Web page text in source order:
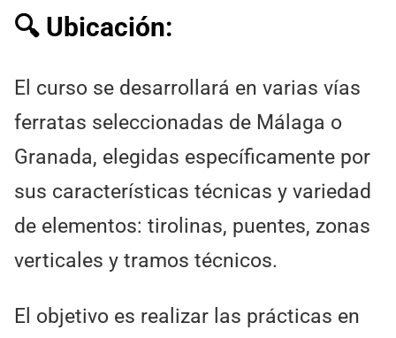
🔍 Ubicación:
El curso se desarrollará en varias vías
ferratas seleccionadas de Málaga o
Granada, elegidas específicamente por
sus características técnicas y variedad
de elementos: tirolinas, puentes, zonas
verticales y tramos técnicos.
El objetivo es realizar las prácticas en